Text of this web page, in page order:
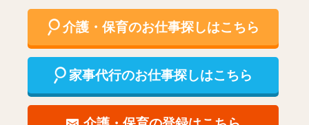
介護・保育のお仕事探しはこちら
家事代行のお仕事探しはこちら